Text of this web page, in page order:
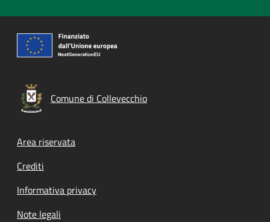
Comune di Collevecchio
Footer menu
Area riservata
Crediti
Informativa privacy
Note legali